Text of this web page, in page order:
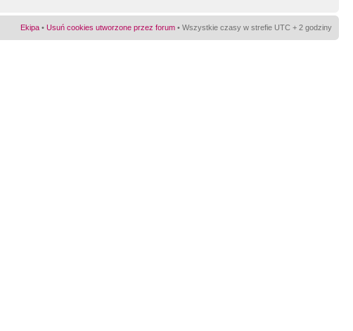
Ekipa • Usuń cookies utworzone przez forum • Wszystkie czasy w strefie UTC + 2 godziny